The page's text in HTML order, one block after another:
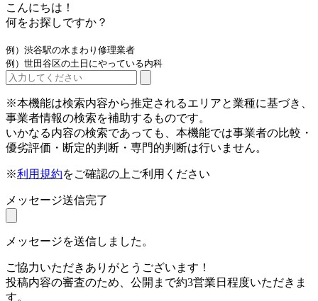
こんにちは！
何をお探しですか？
例）渋谷駅の水まわり修理業者
例）世田谷区の土日にやっている内科
※本機能は検索内容から推定されるエリアと業種に基づき、
事業者情報の検索を補助するものです。
いかなる内容の検索であっても、本機能では事業者の比較・
優劣評価・断定的判断・専門的判断は行いません。
※利用規約をご確認の上ご利用ください
メッセージ送信完了
メッセージを送信しました。
ご協力いただきありがとうございます！
投稿内容の審査のため、公開まで約3営業日程度いただきま
す。